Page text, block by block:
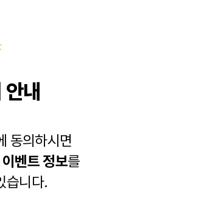
내
동의하시면
이벤트 정보를
습니다.